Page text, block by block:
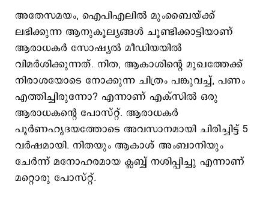
അതേസമയം, ഐപിഎലില്‍ മുംബൈയ്ക്ക്
ലഭിക്കുന്ന ആനുകൂല്യങ്ങള്‍ ചൂണ്ടിക്കാട്ടിയാണ്
ആരാധകര്‍ സോഷ്യല്‍ മീഡിയയില്‍
വിമര്‍ശിക്കുന്നത്. നിത, ആകാശിന്‍റെ മുഖത്തേക്ക്
നിരാശയോടെ നോക്കുന്ന ചിത്രം പങ്കുവച്ച്, പണം
എത്തിച്ചിരുന്നോ? എന്നാണ് എക്സില്‍ ഒരു
ആരാധകന്‍റെ പോസ്റ്റ്. ആരാധകർ
പൂർണഹൃദയത്തോടെ അവസാനമായി ചിരിച്ചിട്ട് 5
വർഷമായി. നിതയും ആകാശ് അംബാനിയും
ചേർന്ന് മനോഹരമായ ക്ലബ്ബ് നശിപ്പിച്ചു എന്നാണ്
മറ്റൊരു പോസ്റ്റ്.